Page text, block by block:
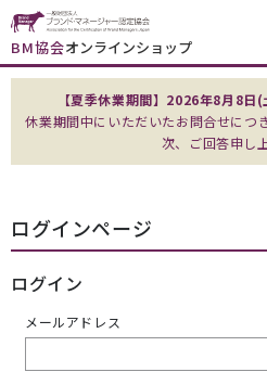
BM協会オンラインショップ
【夏季休業期間】2026年8月8
休業期間中にいただいたお問合せにつ
次、ご回答申し
ログインページ
ログイン
メールアドレス